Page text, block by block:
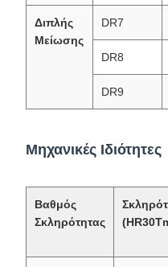
Διπλής
Μείωσης
DR7
DR8
DR9
Μηχανικές Ιδιότητες
Βαθμός
Σκληρότητας